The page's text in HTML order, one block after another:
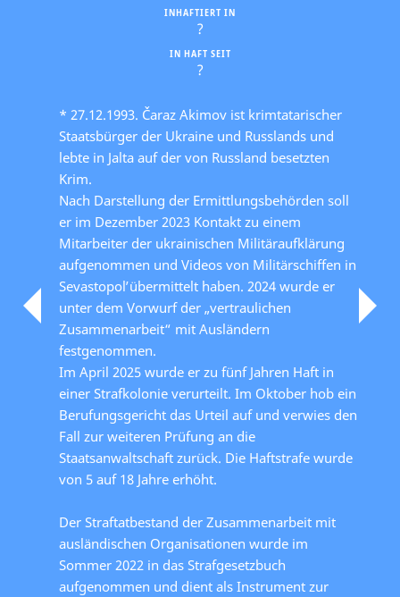
IN HAFT SEIT
?
INHAFTIERT IN
?
* 27.12.1993. Čaraz Akimov ist krimtatarischer
Staatsbürger der Ukraine und Russlands und
lebte in Jalta auf der von Russland besetzten
Krim.
Nach Darstellung der Ermittlungsbehörden soll
er im Dezember 2023 Kontakt zu einem
Mitarbeiter der ukrainischen Militäraufklärung
aufgenommen und Videos von Militärschiffen in
Sevastopolʹ übermittelt haben. 2024 wurde er
unter dem Vorwurf der „vertraulichen
Zusammenarbeit“ mit Ausländern
festgenommen.
Im April 2025 wurde er zu fünf Jahren Haft in
einer Strafkolonie verurteilt. Im Oktober hob ein
Berufungsgericht das Urteil auf und verwies den
Fall zur weiteren Prüfung an die
Staatsanwaltschaft zurück. Die Haftstrafe wurde
von 5 auf 18 Jahre erhöht.
Der Straftatbestand der Zusammenarbeit mit
ausländischen Organisationen wurde im
Sommer 2022 in das Strafgesetzbuch
aufgenommen und dient als Instrument zur